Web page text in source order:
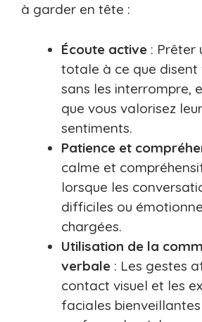
à garder en tête :
Écoute active : Prêter
totale à ce que disent
sans les interrompre,
que vous valorisez
sentiments.
Patience et
calme et
lorsque les
difficiles ou
chargées.
Utilisation de la
verbale : Les gestes
contact visuel et les
faciales